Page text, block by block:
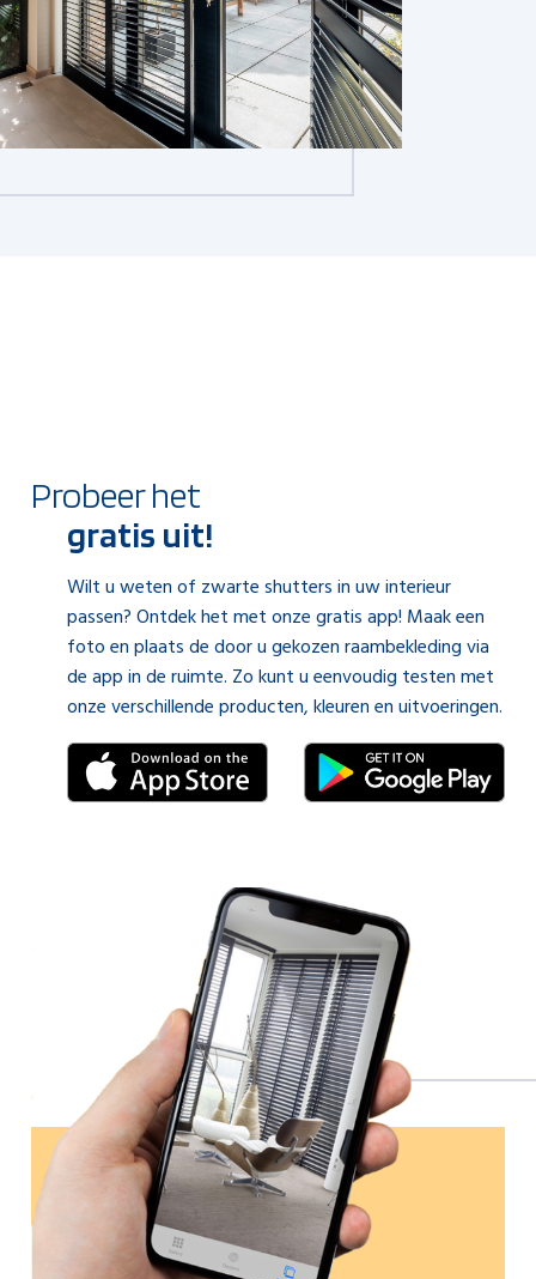
Probeer het
gratis uit!
Wilt u weten of zwarte shutters in uw interieur
passen? Ontdek het met onze gratis app! Maak een
foto en plaats de door u gekozen raambekleding via
de app in de ruimte. Zo kunt u eenvoudig testen met
onze verschillende producten, kleuren en uitvoeringen.